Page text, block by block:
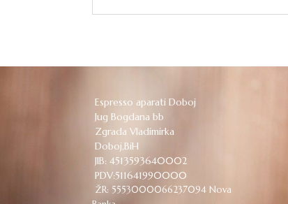
Espresso aparati Doboj
Jug Bogdana bb
Zgrada Vladimirka
Doboj,BiH
JIB: 4513593640002
PDV:511641990000
ŽR: 5553000066237094 Nova